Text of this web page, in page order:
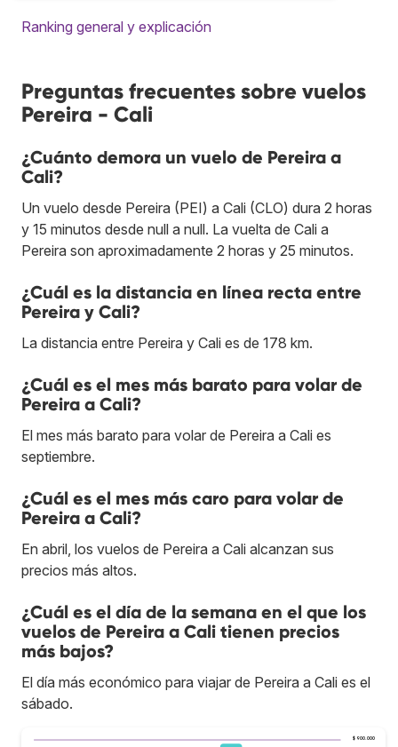
Ranking general y explicación
Preguntas frecuentes sobre vuelos
Pereira - Cali
¿Cuánto demora un vuelo de Pereira a
Cali?
Un vuelo desde Pereira (PEI) a Cali (CLO) dura 2 horas
y 15 minutos desde null a null. La vuelta de Cali a
Pereira son aproximadamente 2 horas y 25 minutos.
¿Cuál es la distancia en línea recta entre
Pereira y Cali?
La distancia entre Pereira y Cali es de 178 km.
¿Cuál es el mes más barato para volar de
Pereira a Cali?
El mes más barato para volar de Pereira a Cali es
septiembre.
¿Cuál es el mes más caro para volar de
Pereira a Cali?
En abril, los vuelos de Pereira a Cali alcanzan sus
precios más altos.
¿Cuál es el día de la semana en el que los
vuelos de Pereira a Cali tienen precios
más bajos?
El día más económico para viajar de Pereira a Cali es el
sábado.
$ 900.000